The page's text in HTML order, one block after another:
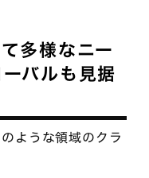
多様なニー
バルも見据
ような領域のクラ